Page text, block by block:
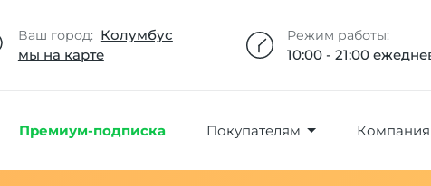
Ваш город: Колумбус
мы на карте
Режим работы:
10:00 - 21:00
Премиум-подписка Покупателям Компания
Товар добавлен в корзину
Товар добавлен в избранное
Добавлено максимальное кол-во товара
Товар удален из избранного
Промокод скопирован